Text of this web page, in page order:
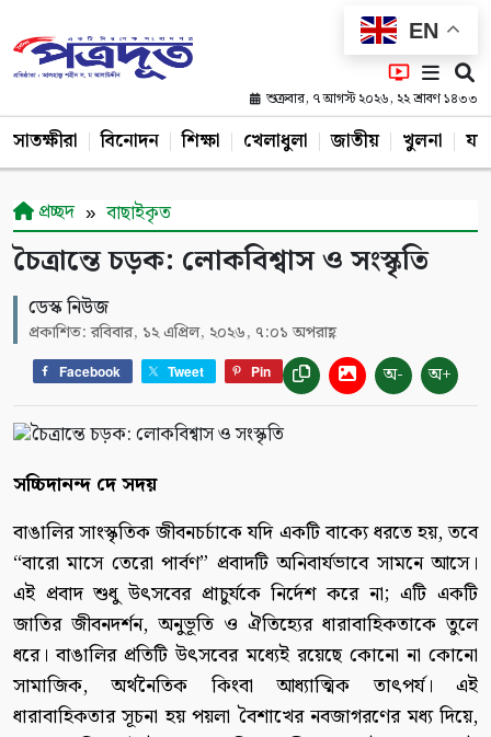
EN
শুক্রবার, ৭ আগস্ট ২০২৬, ২২ শ্রাবণ ১৪৩৩
সাতক্ষীরা বিনোদন শিক্ষা খেলাধুলা জাতীয় খুলনা
প্রচ্ছদ বাছাইকৃত
চৈত্রান্তে চড়ক: লোকবিশ্বাস ও সংস্কৃতি
ডেস্ক নিউজ
প্রকাশিত: রবিবার, ১২ এপ্রিল, ২০২৬, ৭:০১ অপরাহ্ণ
Facebook Tweet Pin অ- অ+
সচ্চিদানন্দ দে সদয়
বাঙালির সাংস্কৃতিক জীবনচর্চাকে যদি একটি বাক্যে ধরতে হয়, তবে
“বারো মাসে তেরো পার্বণ” প্রবাদটি অনিবার্যভাবে সামনে আসে।
এই প্রবাদ শুধু উৎসবের প্রাচুর্যকে নির্দেশ করে না; এটি একটি
জাতির জীবনদর্শন, অনুভূতি ও ঐতিহ্যের ধারাবাহিকতাকে তুলে
ধরে। বাঙালির প্রতিটি উৎসবের মধ্যেই রয়েছে কোনো না কোনো
সামাজিক, অর্থনৈতিক কিংবা আধ্যাত্মিক তাৎপর্য। এই
ধারাবাহিকতার সূচনা হয় পয়লা বৈশাখের নবজাগরণের মধ্য দিয়ে,